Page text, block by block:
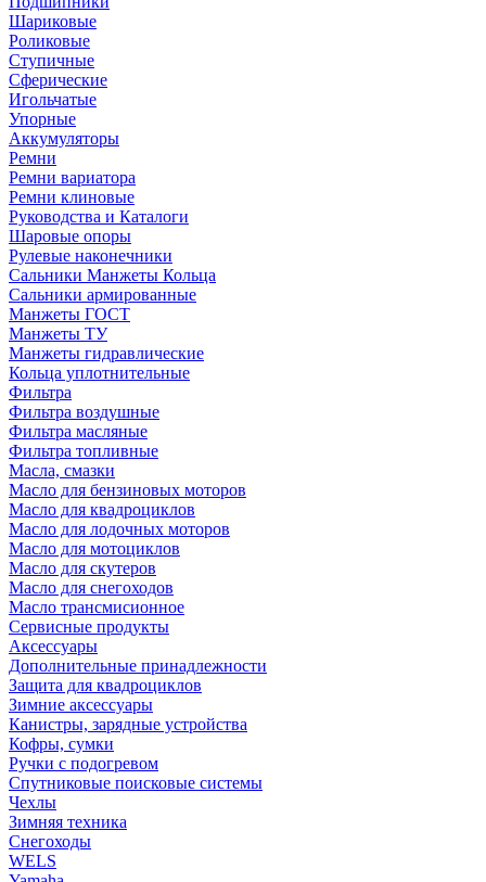
Шариковые
Роликовые
Ступичные
Сферические
Игольчатые
Упорные
Аккумуляторы
Ремни
Ремни вариатора
Ремни клиновые
Руководства и Каталоги
Шаровые опоры
Рулевые наконечники
Сальники Манжеты Кольца
Сальники армированные
Манжеты ГОСТ
Манжеты ТУ
Манжеты гидравлические
Кольца уплотнительные
Фильтра
Фильтра воздушные
Фильтра масляные
Фильтра топливные
Масла, смазки
Масло для бензиновых моторов
Масло для квадроциклов
Масло для лодочных моторов
Масло для мотоциклов
Масло для скутеров
Масло для снегоходов
Масло трансмисионное
Сервисные продукты
Аксессуары
Дополнительные принадлежности
Защита для квадроциклов
Зимние аксессуары
Канистры, зарядные устройства
Кофры, сумки
Ручки с подогревом
Спутниковые поисковые системы
Чехлы
Зимняя техника
Снегоходы
WELS